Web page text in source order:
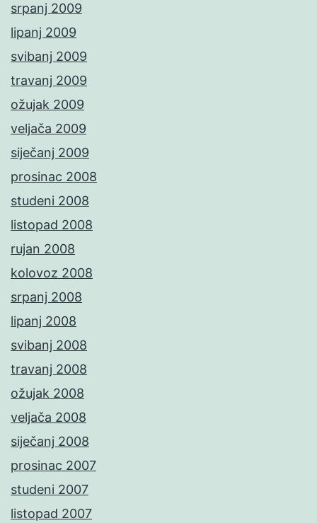
srpanj 2009
lipanj 2009
svibanj 2009
travanj 2009
ožujak 2009
veljača 2009
siječanj 2009
prosinac 2008
studeni 2008
listopad 2008
rujan 2008
kolovoz 2008
srpanj 2008
lipanj 2008
svibanj 2008
travanj 2008
ožujak 2008
veljača 2008
siječanj 2008
prosinac 2007
studeni 2007
listopad 2007